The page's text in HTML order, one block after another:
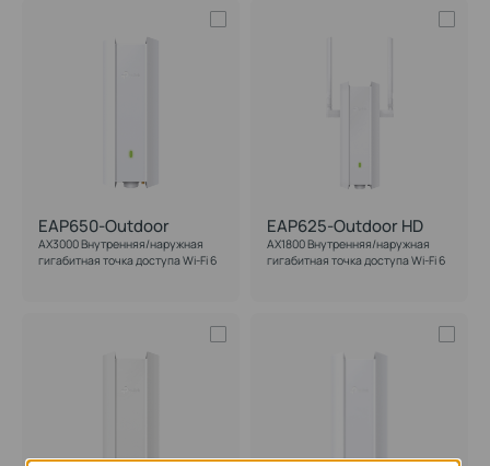
EAP650-Outdoor
AX3000 Внутренняя/наружная
гигабитная точка доступа Wi-Fi 6
EAP625-Outdoor HD
AX1800 Внутренняя/наружная
гигабитная точка доступа Wi-Fi 6